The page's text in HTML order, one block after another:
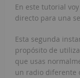
En este tutorial
directo para una
Esta segunda
propósito de
que usas
un radio diferente